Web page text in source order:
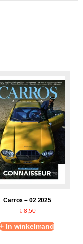
Carros – 02 2025
€8,50
+ In winkelmand